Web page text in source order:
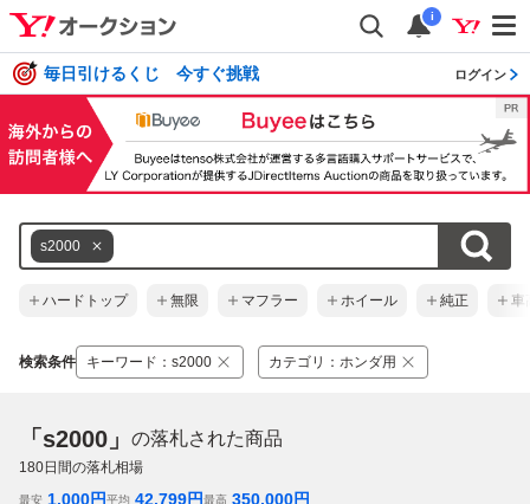
i
毎日引けるくじ 今すぐ挑戦 ログイン
s2000
ハードトップ 無限 マフラー ホイール 純正 車
検索条件 キーワード ： s2000 カテゴリ ： ホンダ用
「s2000」 の落札された商品
180日間の落札相場
最安 1,000円平均 42,799円最高 350,000円